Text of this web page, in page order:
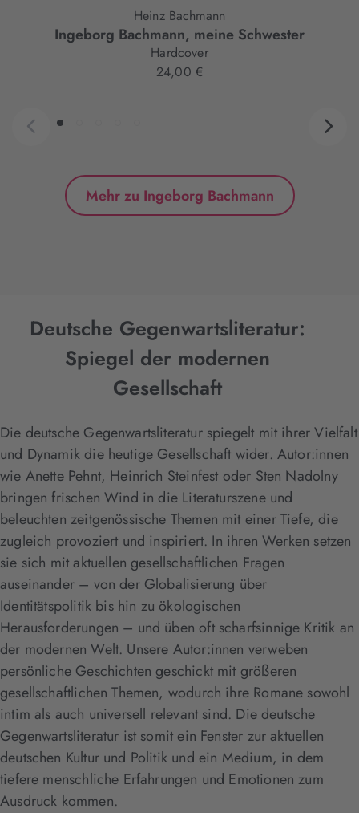
Heinz Bachmann
Ingeborg Bachmann, meine Schwester
Hardcover
24,00 €
Mehr zu Ingeborg Bachmann
Deutsche Gegenwartsliteratur:
Spiegel der modernen
Gesellschaft
Die deutsche Gegenwartsliteratur spiegelt mit ihrer Vielfalt
und Dynamik die heutige Gesellschaft wider. Autor:innen
wie Anette Pehnt, Heinrich Steinfest oder Sten Nadolny
bringen frischen Wind in die Literaturszene und
beleuchten zeitgenössische Themen mit einer Tiefe, die
zugleich provoziert und inspiriert. In ihren Werken setzen
sie sich mit aktuellen gesellschaftlichen Fragen
auseinander – von der Globalisierung über
Identitätspolitik bis hin zu ökologischen
Herausforderungen – und üben oft scharfsinnige Kritik an
der modernen Welt. Unsere Autor:innen verweben
persönliche Geschichten geschickt mit größeren
gesellschaftlichen Themen, wodurch ihre Romane sowohl
intim als auch universell relevant sind. Die deutsche
Gegenwartsliteratur ist somit ein Fenster zur aktuellen
deutschen Kultur und Politik und ein Medium, in dem
tiefere menschliche Erfahrungen und Emotionen zum
Ausdruck kommen.